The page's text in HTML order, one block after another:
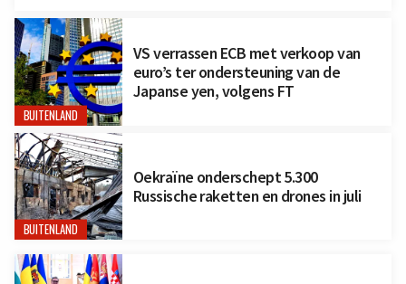
BUITENLAND
VS verrassen ECB met verkoop van
euro’s ter ondersteuning van de
Japanse yen, volgens FT
BUITENLAND
Oekraïne onderschept 5.300
Russische raketten en drones in juli